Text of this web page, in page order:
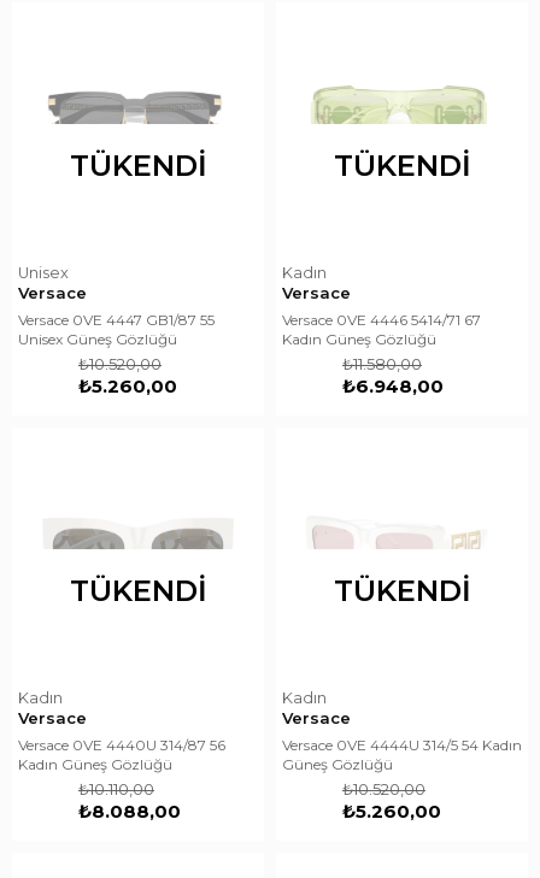
TÜKENDI
Unisex
Versace
Versace 0VE 4447 GB1/87 55
Unisex Güneş Gözlüğü
₺5.260,00
₺10.520,00
TÜKENDI
Kadın
Versace
Versace 0VE 4446 5414/71 67
Kadın Güneş Gözlüğü
₺6.948,00
₺11.580,00
TÜKENDI
Kadın
Versace
Versace 0VE 4440U 314/87 56
Kadın Güneş Gözlüğü
₺8.088,00
₺10.110,00
TÜKENDI
Kadın
Versace
Versace 0VE 4444U 314/5 54 Kadın
Güneş Gözlüğü
₺5.260,00
₺10.520,00